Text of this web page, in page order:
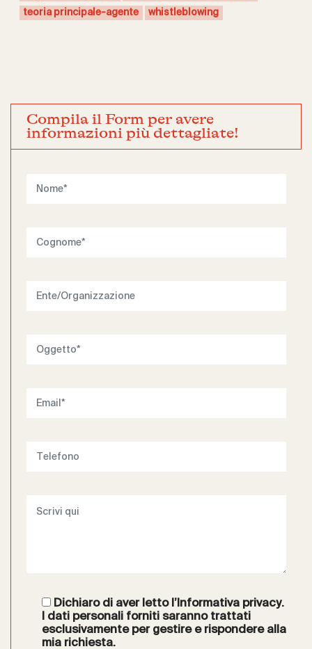
teoria principale-agente
whistleblowing
Compila il Form per avere
informazioni più dettagliate!
Dichiaro di aver letto l’Informativa privacy.
I dati personali forniti saranno trattati
esclusivamente per gestire e rispondere alla
mia richiesta.